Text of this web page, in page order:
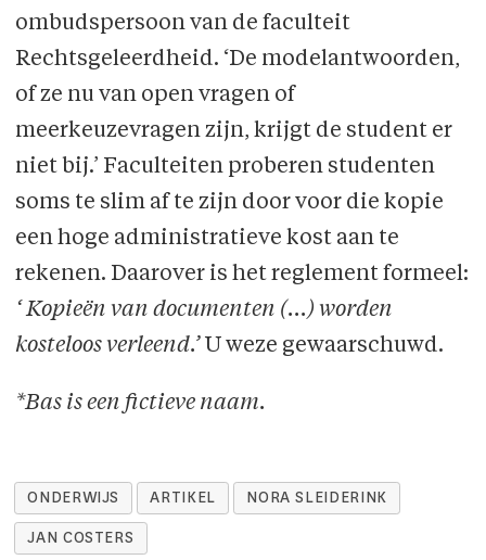
ombudspersoon van de faculteit
Rechtsgeleerdheid. ‘De modelantwoorden,
of ze nu van open vragen of
meerkeuzevragen zijn, krijgt de student er
niet bij.’ Faculteiten proberen studenten
soms te slim af te zijn door voor die kopie
een hoge administratieve kost aan te
rekenen. Daarover is het reglement formeel:
‘ Kopieën van documenten (...) worden
kosteloos verleend.’U weze gewaarschuwd.
*Bas is een fictieve naam.
ONDERWIJS ARTIKEL NORA SLEIDERINK
JAN COSTERS